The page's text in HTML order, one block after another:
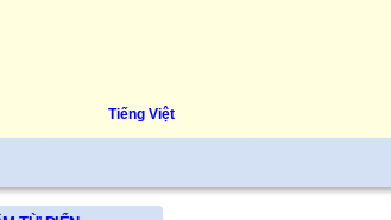
Tiếng Việt